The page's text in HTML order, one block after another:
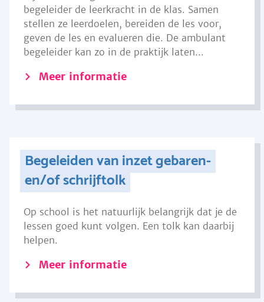
begeleider de leerkracht in de klas. Samen
stellen ze leerdoelen, bereiden de les voor,
geven de les en evalueren die. De ambulant
begeleider kan zo in de praktijk laten...
Meer informatie
Begeleiden van inzet gebaren-
en/of schrijftolk
Op school is het natuurlijk belangrijk dat je de
lessen goed kunt volgen. Een tolk kan daarbij
helpen.
Meer informatie